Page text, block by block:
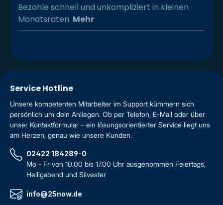
Bezahle schnell und unkompliziert in kleinen
Monatsraten. Mehr
Service Hotline
Unsere kompetenten Mitarbeiter im Support kümmern sich
persönlich um dein Anliegen. Ob per Telefon, E-Mail oder über
unser Kontaktformular – ein lösungsorientierter Service liegt uns
am Herzen, genau wie unsere Kunden.
02422 184289-0
Mo - Fr von 10.00 bis 17.00 Uhr ausgenommen Feiertags,
Heiligabend und Silvester
info@25now.de